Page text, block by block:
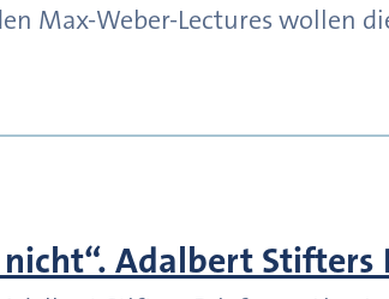
Max-Weber-Lectures wollen
Adalbert Stifters